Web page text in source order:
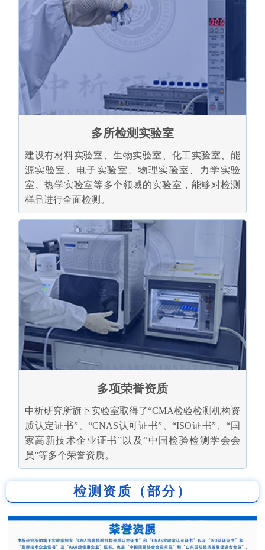
多所检测实验室
建设有材料实验室、生物实验室、化工实验室、能
源实验室、电子实验室、物理实验室、力学实验
室、热学实验室等多个领域的实验室，能够对检测
样品进行全面检测。
多项荣誉资质
中析研究所旗下实验室取得了“CMA检验检测机构资
质认定证书”、“CNAS认可证书”、“ISO证书”、“国
家高新技术企业证书”以及“中国检验检测学会会
员”等多个荣誉资质。
检测资质（部分）